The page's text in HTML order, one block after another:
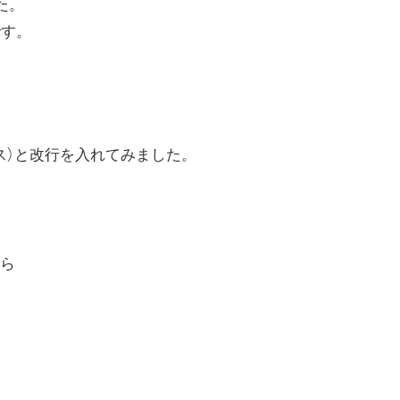
。
と改行を入れてみました。